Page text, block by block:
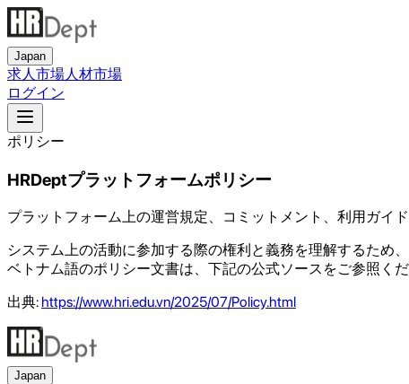
Japan
求人市場人材市場
ログイン
ポリシー
HRDeptプラットフォームポリシー
プラットフォーム上の運営規定、コミットメント、利用ガイド
システム上の活動に参加する際の権利と義務を理解するため
ベトナム語のポリシー文書は、下記の公式ソースをご参照くだ
出典: https://www.hri.edu.vn/2025/07/Policy.html
Japan